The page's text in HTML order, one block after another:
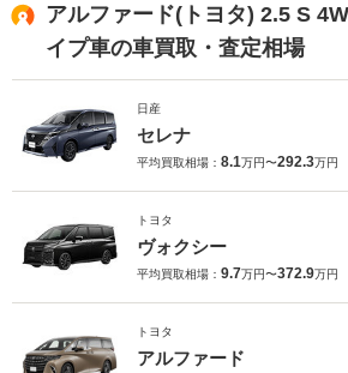
アルファード(トヨタ) 2.5 S
イプ車の車買取・査定相場
日産
セレナ
平均買取相場： 8.1万円〜292.3万円
トヨタ
ヴォクシー
平均買取相場： 9.7万円〜372.9万円
トヨタ
アルファード